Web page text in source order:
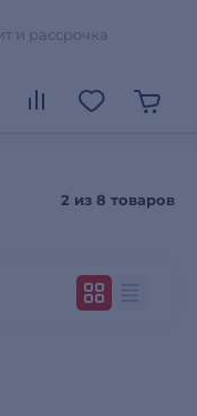
и рассрочка
2 из 8 товаров